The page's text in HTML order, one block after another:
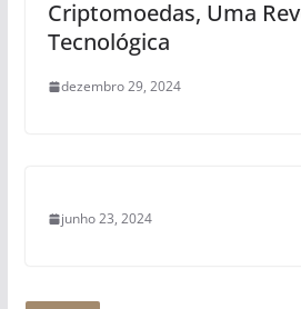
Criptomoedas, Uma
Tecnológica
dezembro 29, 2024
junho 23, 2024